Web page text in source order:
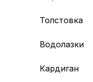
Толстовка
Водолазки
Кардиган